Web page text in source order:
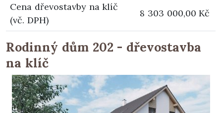
Cena dřevostavby na klíč
(vč. DPH)
8 303 000,00 Kč
Rodinný dům 202 - dřevostavba
na klíč